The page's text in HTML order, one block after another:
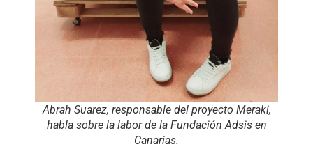
Abrah Suarez, responsable del proyecto Meraki,
habla sobre la labor de la Fundación Adsis en
Canarias.